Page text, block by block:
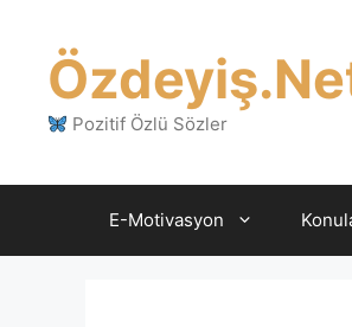
Pozitif Özlü Sözler
E-Motivasyon